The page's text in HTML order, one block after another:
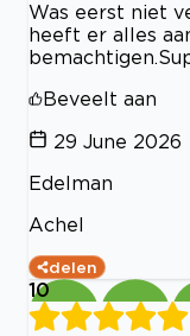
Was eerst niet
heeft er alles
Beveelt aan
29 June 2026
Edelman
Achel
delen
10